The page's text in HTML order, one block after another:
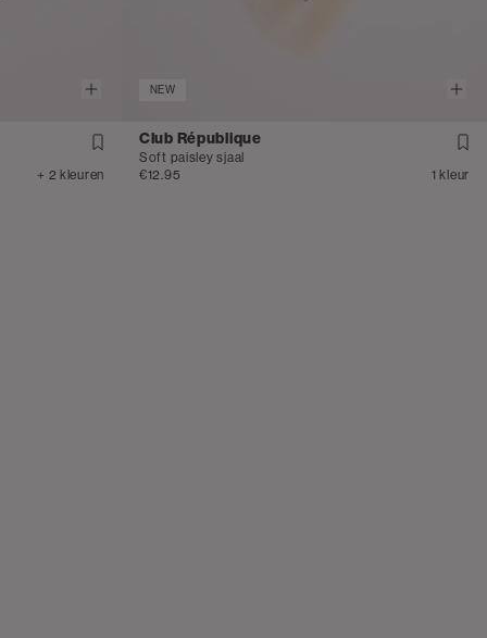
+ 2 kleuren
NEW
Club République
Soft paisley sjaal
€12.95
1 kleur